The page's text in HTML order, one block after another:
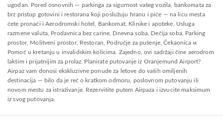
ugodan. Pored osnovnih — parkinga za sigurnost vašeg vozila, bankomata za
brz pristup gotovini i restorana koji poslužuju hranu i piće — na licu mesta
ćete pronaći i Aerodromski hotel, Bankomat, Klinike i apoteke, Usluga
razmene valuta, Prodavnica bez carine, Dnevna soba, Dečija soba, Parking
prostor, Molitveni prostor, Restoran, Područje za pušenje, Čekaonica и
Pomoć u kretanju u invalidskim kolicima. Zajedno, ovi sadržaji čine aerodrom
lakšim i prijatnijim za prolaz. Planirate putovanje iz Oranjemund Airport?
Airpaz vam donosi ekskluzivne ponude za letove do vaših omiljenih
destinacija — bilo da je reč o kratkom odmoru, poslovnom putovanju ili
novom mestu za istraživanje. Rezervišite putem Airpaza i izvucite maksimum
iz svog putovanja.